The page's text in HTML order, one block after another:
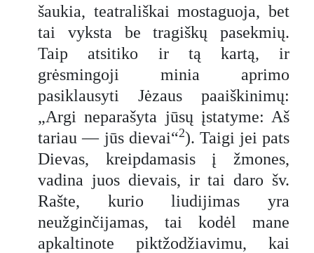
šaukia, teatrališkai mostaguoja, bet
tai vyksta be tragiškų pasekmių.
Taip atsitiko ir tą kartą, ir
grėsmingoji minia aprimo
pasiklausyti Jėzaus paaiškinimų:
„Argi neparašyta jūsų įstatyme: Aš
tariau — jūs dievai“2). Taigi jei pats
Dievas, kreipdamasis į žmones,
vadina juos dievais, ir tai daro šv.
Rašte, kurio liudijimas yra
neužginčijamas, tai kodėl mane
apkaltinote piktžodžiavimu, kai